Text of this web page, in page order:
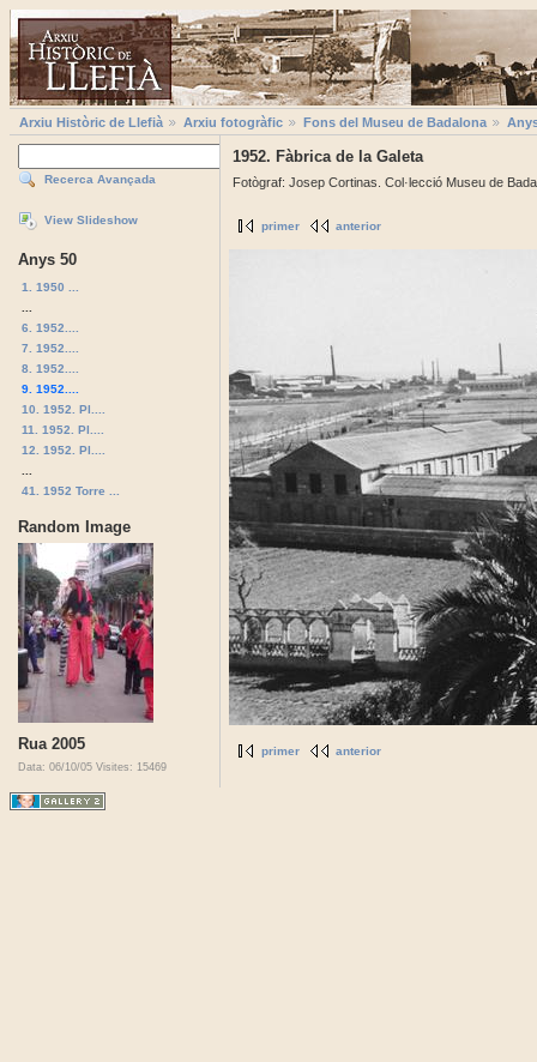
Arxiu Històric de Llefià Arxiu fotogràfic Fons del Museu de Badalona
Recerca Avançada
View Slideshow
Anys 50
1. 1950 ...
6. 1952....
7. 1952....
8. 1952....
9. 1952....
10. 1952. Pl....
11. 1952. Pl....
12. 1952. Pl....
41. 1952 Torre ...
Random Image
Rua 2005
Data: 06/10/05 Visites: 15469
1952. Fàbrica de la Galeta
Fotògraf: Josep Cortinas. Col·lecció Museu de
primer anterior
primer anterior